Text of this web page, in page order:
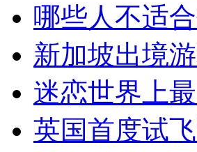
哪些人不适
新加坡出境
迷恋世界上
英国首度试